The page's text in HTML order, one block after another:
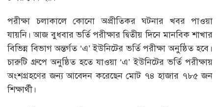
পরীক্ষা চলাকালে কোনো অপ্রীতিকর ঘটনার খবর পাওয়া
যায়নি। আজ বুধবার ভর্তি পরীক্ষার দ্বিতীয় দিনে মানবিক শাখার
বিভিন্ন বিভাগ অন্তর্গত ‘এ’ ইউনিটের ভর্তি পরীক্ষা অনুষ্ঠিত হবে।
চারুটি গ্রুপে অনুষ্ঠিত হতে যাওয়া ‘এ’ ইউনিটের ভর্তি পরীক্ষায়
অংশগ্রহণের জন্য আবেদন করেছেন মোট ৭৪ হাজার ৭৮৫ জন
শিক্ষার্থী।